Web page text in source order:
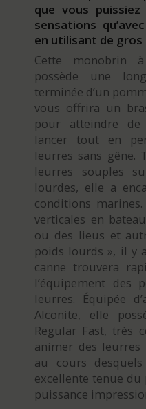
que vous
sensations
en utilisant de gros
Cette monobrin
possède une
terminée d’un
vous offrira un
pour atteindre de
lancer tout en
leurres sans gêne.
leurres souples
lourdes, elle a
conditions
verticales en
ou des lieus et
poids lourds », il y
canne trouvera
l’équipement des
leurres. Équipée
Alconite, elle
Regular Fast, très
animer des
au cours
excellente tenue du
puissance